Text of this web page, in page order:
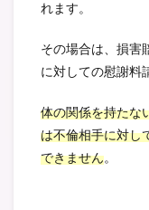
れます。
その場合は、損害
に対しての慰謝料
体の関係を持たな
は不倫相手に対し
できません。